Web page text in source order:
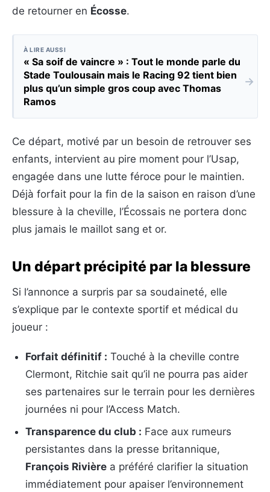
de retourner en Écosse.
À LIRE AUSSI
« Sa soif de vaincre » : Tout le monde parle du
Stade Toulousain mais le Racing 92 tient bien
plus qu’un simple gros coup avec Thomas
Ramos
→
Ce départ, motivé par un besoin de retrouver ses
enfants, intervient au pire moment pour l’Usap,
engagée dans une lutte féroce pour le maintien.
Déjà forfait pour la fin de la saison en raison d’une
blessure à la cheville, l’Écossais ne portera donc
plus jamais le maillot sang et or.
Un départ précipité par la blessure
Si l’annonce a surpris par sa soudaineté, elle
s’explique par le contexte sportif et médical du
joueur :
Forfait définitif : Touché à la cheville contre
Clermont, Ritchie sait qu’il ne pourra pas aider
ses partenaires sur le terrain pour les dernières
journées ni pour l’Access Match.
Transparence du club : Face aux rumeurs
persistantes dans la presse britannique,
François Rivière a préféré clarifier la situation
immédiatement pour apaiser l’environnement